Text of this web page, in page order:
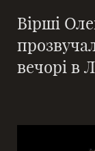
Вірші
вечорі в